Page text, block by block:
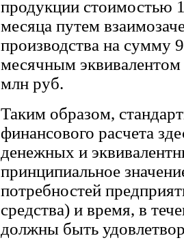
продукции стоимостью
месяца путем
производства на сумму
месячным
млн руб.
Таким образом,
финансового расчета
денежных и
принципиальное
потребностей
средства) и время, в
должны быть